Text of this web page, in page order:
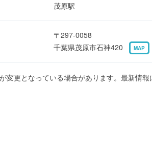
茂原駅
〒297-0058
千葉県茂原市石神420
MAP
変更となっている場合があります。最新情